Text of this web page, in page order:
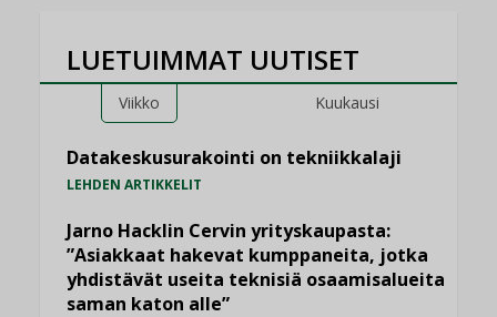
LUETUIMMAT UUTISET
Viikko Kuukausi
Datakeskusurakointi on tekniikkalaji
LEHDEN ARTIKKELIT
Jarno Hacklin Cervin yrityskaupasta:
”Asiakkaat hakevat kumppaneita, jotka
yhdistävät useita teknisiä osaamisalueita
saman katon alle”